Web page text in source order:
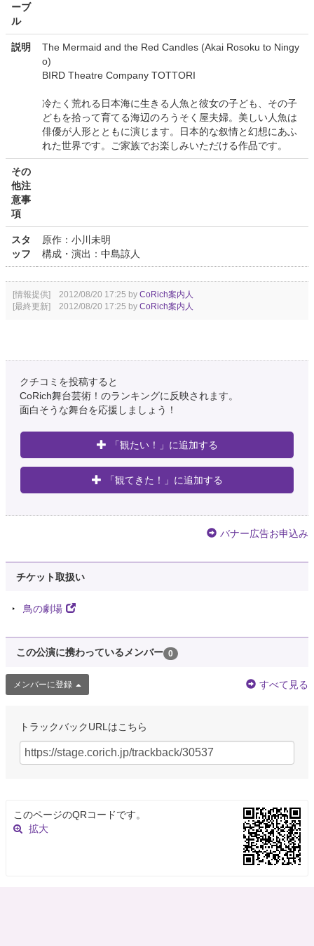
ーブ
ル
説明
The Mermaid and the Red Candles (Akai Rosoku to Ningy
o)
BIRD Theatre Company TOTTORI
冷たく荒れる日本海に生きる人魚と彼女の子ども、その子
どもを拾って育てる海辺のろうそく屋夫婦。美しい人魚は
俳優が人形とともに演じます。日本的な叙情と幻想にあふ
れた世界です。ご家族でお楽しみいただける作品です。
その
他注
意事
項
スタ
ッフ
原作：小川未明
構成・演出：中島諒人
[情報提供] 2012/08/20 17:25 by CoRich案内人
[最終更新] 2012/08/20 17:25 by CoRich案内人
クチコミを投稿すると
CoRich舞台芸術！のランキングに反映されます。
面白そうな舞台を応援しましょう！
「観たい！」に追加する
「観てきた！」に追加する
バナー広告お申込み
チケット取扱い
鳥の劇場
この公演に携わっているメンバー 0
メンバーに登録 すべて見る
トラックバックURLはこちら
このページのQRコードです。
拡大